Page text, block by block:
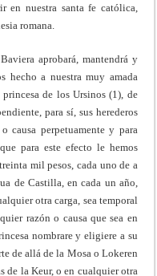
en nuestra santa fe católica,
romana.
aprobará, mantendrá y
hecho a nuestra muy amada
de los Ursinos (1), de
para sí, sus herederos
causa perpetuamente y para
para este efecto le hemos
mil pesos, cada uno de a
de Castilla, en cada un año,
otra carga, sea temporal
razón o causa que sea en
nombrare y eligiere a su
de allá de la Mosa o Lokeren
de la Keur, o en cualquier otra